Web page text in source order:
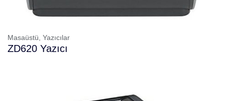
Masaüstü, Yazıcılar
ZD620 Yazıcı